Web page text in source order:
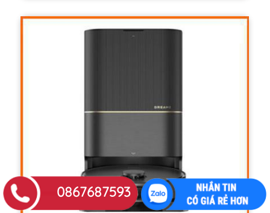
0867687593